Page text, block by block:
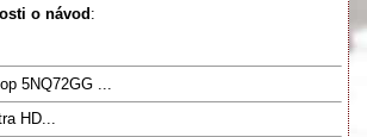
o návod :
5NQ72GG ...
HD...